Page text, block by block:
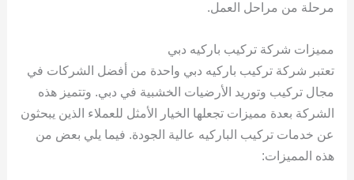
مرحلة من مراحل العمل.
مميزات شركة تركيب باركيه دبي
تعتبر شركة تركيب باركيه دبي واحدة من أفضل الشركات في
مجال تركيب وتوريد الأرضيات الخشبية في دبي. وتتميز هذه
الشركة بعدة مميزات تجعلها الخيار الأمثل للعملاء الذين يبحثون
عن خدمات تركيب الباركيه عالية الجودة. فيما يلي بعض من
هذه المميزات: